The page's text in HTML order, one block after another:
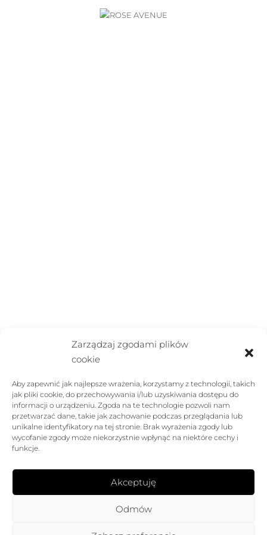
Zarządzaj zgodami plików
cookie
Aby zapewnić jak najlepsze wrażenia, korzystamy z technologii, takich
jak pliki cookie, do przechowywania i/lub uzyskiwania dostępu do
informacji o urządzeniu. Zgoda na te technologie pozwoli nam
przetwarzać dane, takie jak zachowanie podczas przeglądania lub
unikalne identyfikatory na tej stronie. Brak wyrażenia zgody lub
wycofanie zgody może niekorzystnie wpłynąć na niektóre cechy i
funkcje.
Akceptuję
Odmów